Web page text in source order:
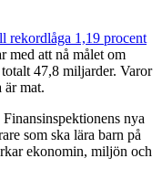
rekordlåga 1,19 procent
med att nå målet om
47,8 miljarder. Varor
är mat.
nya
som ska lära barn på
ekonomin, miljön och